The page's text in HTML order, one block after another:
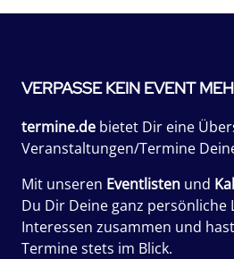
VERPASSE KEIN EVENT
termine.de bietet Dir eine
Veranstaltungen/Termine
Mit unseren Eventlisten und
Du Dir Deine ganz persönliche
Interessen zusammen und
Termine stets im Blick.